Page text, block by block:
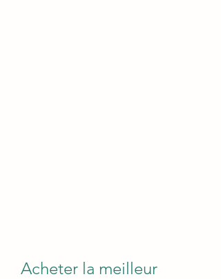
Acheter la meilleur